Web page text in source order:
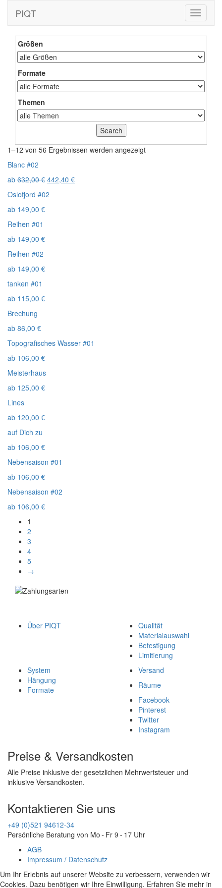
Toggle
PIQT
Größen
Formate
Themen
1–12 von 56 Ergebnissen werden angezeigt
Blanc #02
ab 632,00€ 442,40 €
Oslofjord #02
ab 149,00 €
Reihen #01
ab 149,00 €
Reihen #02
ab 149,00 €
tanken #01
ab 115,00 €
Brechung
ab 86,00 €
Topografisches Wasser #01
ab 106,00 €
Meisterhaus
ab 125,00 €
Lines
ab 120,00 €
auf Dich zu
ab 106,00 €
Nebensaison #01
ab 106,00 €
Nebensaison #02
ab 106,00 €
1
2
3
4
5
→
Über PIQT
Qualität
Materialauswahl
Befestigung
Limitierung
System
Hängung
Formate
Versand
Räume
Facebook
Pinterest
Twitter
Instagram
Preise & Versandkosten
Alle Preise inklusive der gesetzlichen Mehrwertsteuer und
inklusive Versandkosten.
Kontaktieren Sie uns
+49 (0)521 94612-34
Persönliche Beratung von Mo - Fr 9 - 17 Uhr
AGB
Impressum / Datenschutz
Um Ihr Erlebnis auf unserer Website zu verbessern, verwenden wir
Cookies. Dazu benötigen wir Ihre Einwilligung. Erfahren Sie mehr in